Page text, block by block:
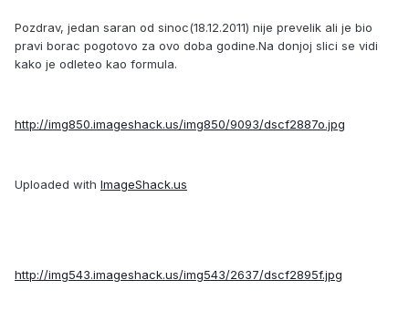
Pozdrav, jedan saran od sinoc(18.12.2011) nije prevelik ali je bio
pravi borac pogotovo za ovo doba godine.Na donjoj slici se vidi
kako je odleteo kao formula.
http://img850.imageshack.us/img850/9093/dscf2887o.jpg
Uploaded with ImageShack.us
http://img543.imageshack.us/img543/2637/dscf2895f.jpg